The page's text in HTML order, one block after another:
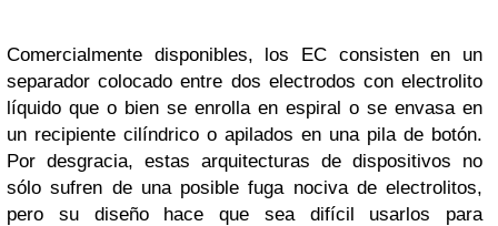
Comercialmente disponibles, los EC consisten en un
separador colocado entre dos electrodos con electrolito
líquido que o bien se enrolla en espiral o se envasa en
un recipiente cilíndrico o apilados en una pila de botón.
Por desgracia, estas arquitecturas de dispositivos no
sólo sufren de una posible fuga nociva de electrolitos,
pero su diseño hace que sea difícil usarlos para